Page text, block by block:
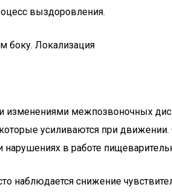
выздоровления.
изменениями межпозвоночных
усиливаются при
в работе
наблюдается снижение